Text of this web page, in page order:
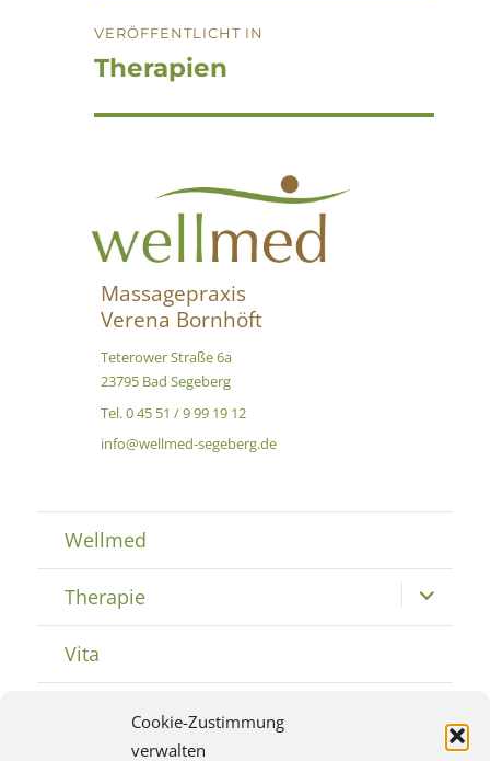
Cookie-Zustimmung
verwalten
VERÖFFENTLICHT IN
Therapien
Massagepraxis
Verena Bornhöft
Teterower Straße 6a
23795 Bad Segeberg
Tel. 0 45 51 / 9 99 19 12
info@wellmed-segeberg.de
Wellmed
Therapie
Untermenü
öffnen
Vita
Geschenke
öffnen